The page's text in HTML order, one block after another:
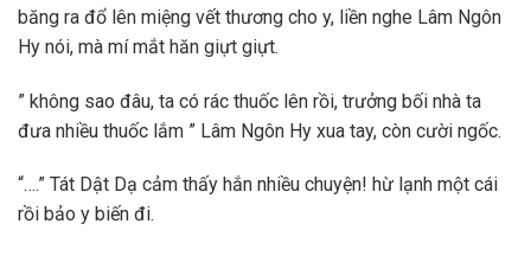
băng ra đổ lên miệng vết thương cho y, liền nghe Lâm Ngôn
Hy nói, mà mí mắt hăn giựt giựt.
” không sao đâu, ta có rác thuốc lên rồi, trưởng bối nhà ta
đưa nhiều thuốc lắm ” Lâm Ngôn Hy xua tay, còn cười ngốc.
“….” Tát Dật Dạ cảm thấy hắn nhiều chuyện! hừ lạnh một cái
rồi bảo y biến đi.